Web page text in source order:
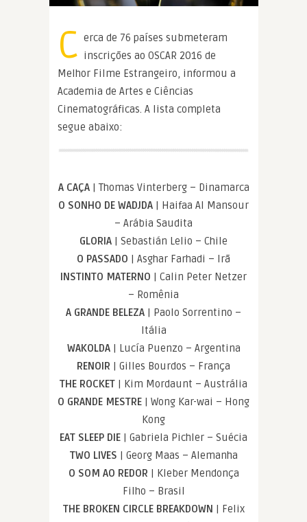
C erca de 76 países submeteram
inscrições ao OSCAR 2016 de
Melhor Filme Estrangeiro, informou a
Academia de Artes e Ciências
Cinematográficas. A lista completa
segue abaixo:
A CAÇA| Thomas Vinterberg – Dinamarca
O SONHO DE WADJDA | Haifaa Al Mansour
– Arábia Saudita
GLORIA | Sebastián Lelio – Chile
O PASSADO | Asghar Farhadi – Irã
INSTINTO MATERNO | Calin Peter Netzer
– Romênia
A GRANDE BELEZA | Paolo Sorrentino –
Itália
WAKOLDA| Lucía Puenzo – Argentina
RENOIR | Gilles Bourdos – França
THE ROCKET | Kim Mordaunt – Austrália
O GRANDE MESTRE | Wong Kar-wai – Hong
Kong
EAT SLEEP DIE | Gabriela Pichler – Suécia
TWO LIVES | Georg Maas – Alemanha
O SOM AO REDOR | Kleber Mendonça
Filho – Brasil
THE BROKEN CIRCLE BREAKDOWN | Felix